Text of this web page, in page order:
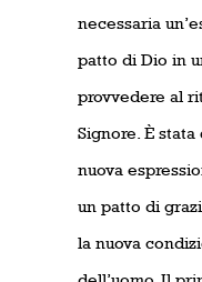
necessaria
patto di Dio in
provvedere al
Signore. È
nuova
un patto di
la nuova